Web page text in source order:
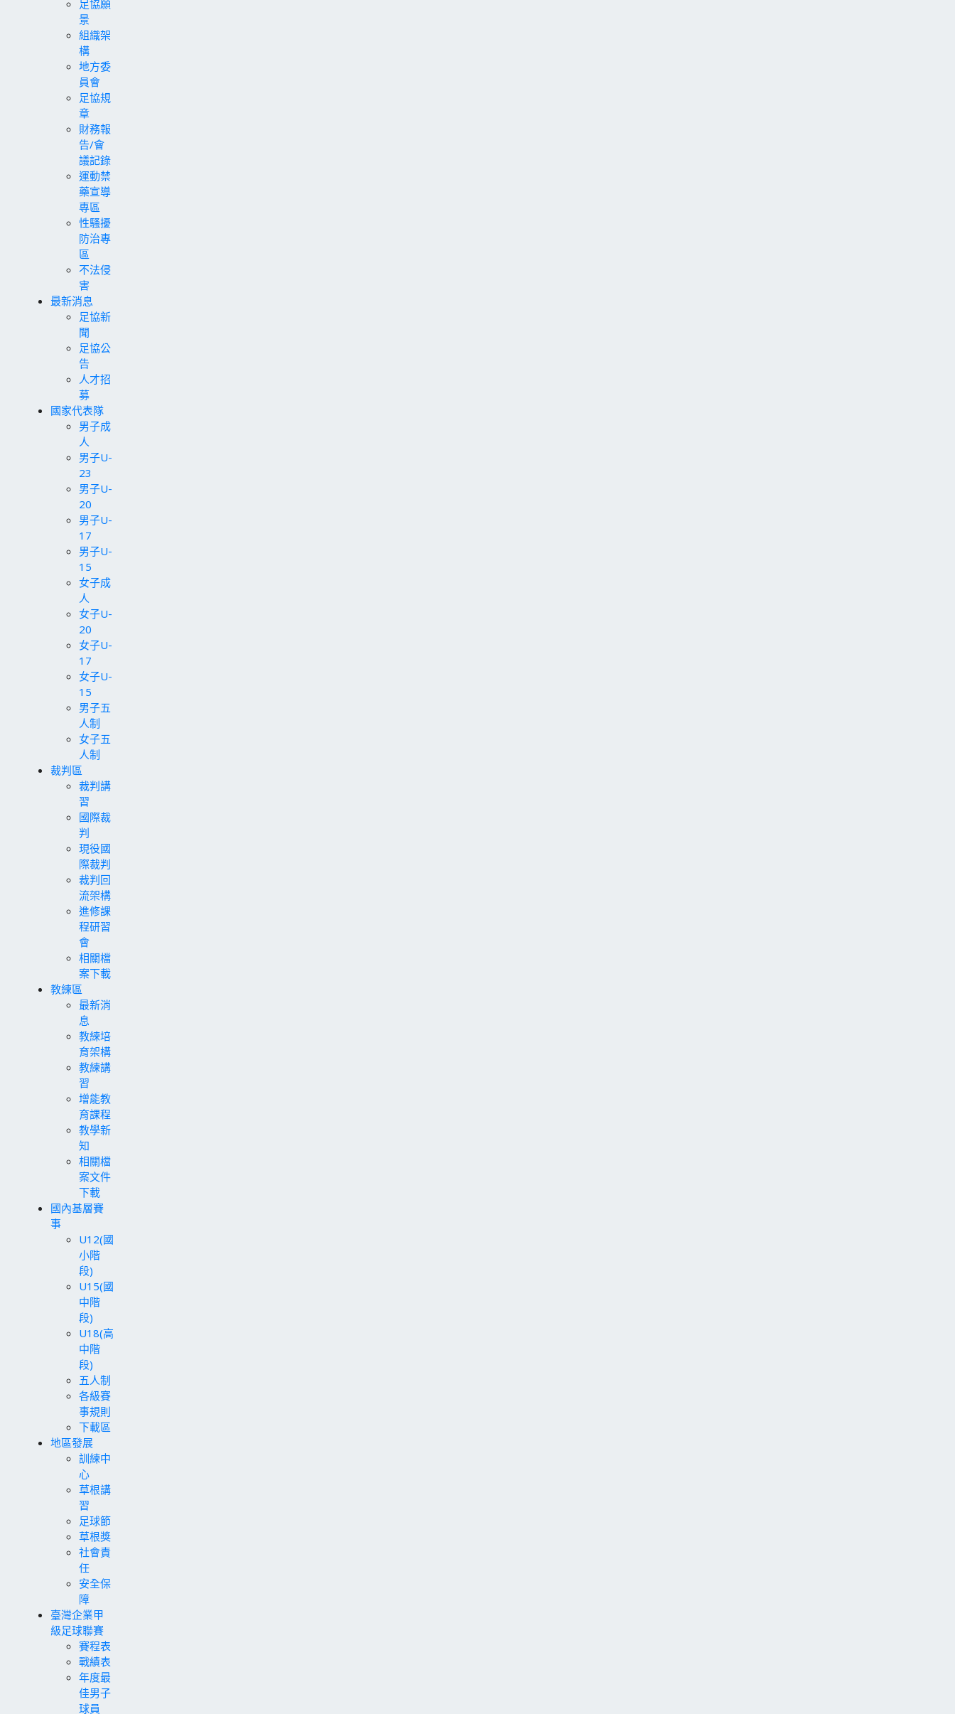
足協願
景
組織架
構
地方委
員會
足協規
章
財務報
告/會
議記錄
運動禁
藥宣導
專區
性騷擾
防治專
區
不法侵
害
最新消息
足協新
聞
足協公
告
人才招
募
國家代表隊
男子成
人
男子U-
23
男子U-
20
男子U-
17
男子U-
15
女子成
人
女子U-
20
女子U-
17
女子U-
15
男子五
人制
女子五
人制
裁判區
裁判講
習
國際裁
判
現役國
際裁判
裁判回
流架構
進修課
程研習
會
相關檔
案下載
教練區
最新消
息
教練培
育架構
教練講
習
增能教
育課程
教學新
知
相關檔
案文件
下載
國內基層賽
事
U12(國
小階
段)
U15(國
中階
段)
U18(高
中階
段)
五人制
各級賽
事規則
下載區
地區發展
訓練中
心
草根講
習
足球節
草根獎
社會責
任
安全保
障
臺灣企業甲
級足球聯賽
賽程表
戰績表
年度最
佳男子
球員